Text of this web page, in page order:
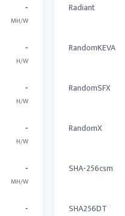
-
MH/W
-
H/W
-
H/W
-
H/W
-
MH/W
-
Radiant
RandomKEVA
RandomSFX
RandomX
SHA-256csm
SHA256DT